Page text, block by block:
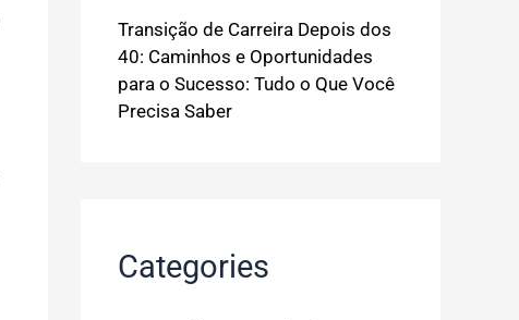
Transição de Carreira Depois dos
40: Caminhos e Oportunidades
para o Sucesso: Tudo o Que Você
Precisa Saber
Categories